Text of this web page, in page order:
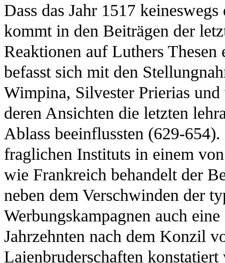
Dass das Jahr 1517
kommt in den Beiträgen der
Reaktionen auf Luthers Thesen
befasst sich mit den
Wimpina, Silvester Prierias
deren Ansichten die letzten
Ablass beeinflussten (629-
fraglichen Instituts in einem
wie Frankreich behandelt der
neben dem Verschwinden der
Werbungskampagnen auch
Jahrzehnten nach dem Konzil
Laienbruderschaften